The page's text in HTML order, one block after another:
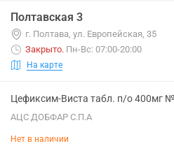
Полтавская 3
г. Полтава, ул. Европейская, 35
Закрыто. Пн-Вс: 07:00-20:00
На карте
Цефиксим-Виста табл. п/о 400мг
АЦС ДОБФАР С.П.А
Нет в наличии